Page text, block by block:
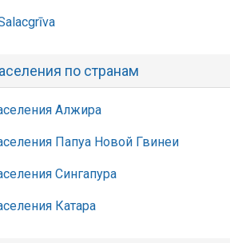
по странам
Алжира
Папуа Новой Гвинеи
Сингапура
Катара